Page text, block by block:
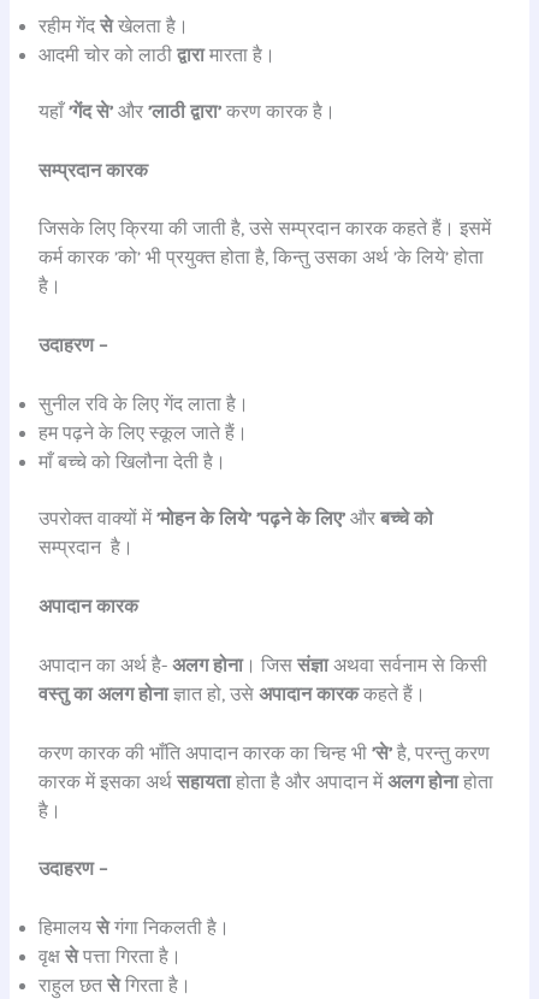
रहीम गेंदसेखेलता है।
आदमी चोर को लाठीद्वारामारता है।
यहाँ’गेंद से’ और’लाठी द्वारा’ करण कारक है।
सम्प्रदान कारक
जिसके लिए क्रिया की जाती है, उसे सम्प्रदान कारक कहते हैं। इसमें
कर्म कारक ’को’ भी प्रयुक्त होता है, किन्तु उसका अर्थ ’के लिये’ होता
है।
उदाहरण –
सुनील रवि के लिए गेंद लाता है।
हम पढ़ने के लिए स्कूल जाते हैं।
माँ बच्चे को खिलौना देती है।
उपरोक्त वाक्यों में’मोहन के लिये’ ’पढ़ने के लिए’ औरबच्चे को
सम्प्रदान है।
अपादान कारक
अपादान का अर्थ है-अलग होना। जिससंज्ञाअथवा सर्वनाम से किसी
वस्तु का अलग होनाज्ञात हो, उसेअपादान कारककहते हैं।
करण कारक की भाँति अपादान कारक का चिन्ह भी’से’ है, परन्तु करण
कारक में इसका अर्थसहायताहोता है और अपादान मेंअलग होनाहोता
है।
उदाहरण –
हिमालयसेगंगा निकलती है।
वृक्षसेपत्ता गिरता है।
राहुल छतसेगिरता है।